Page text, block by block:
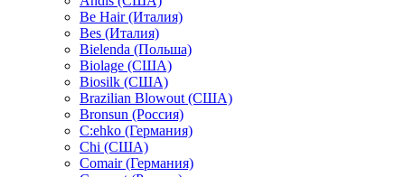
Be Hair (Италия)
Bes (Италия)
Bielenda (Польша)
Biolage (США)
Biosilk (США)
Brazilian Blowout (США)
Bronsun (Россия)
C:ehko (Германия)
Chi (США)
Comair (Германия)